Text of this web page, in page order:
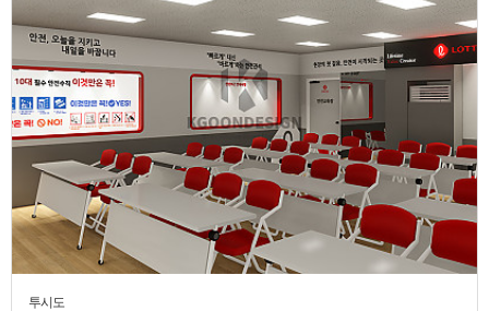
투시도